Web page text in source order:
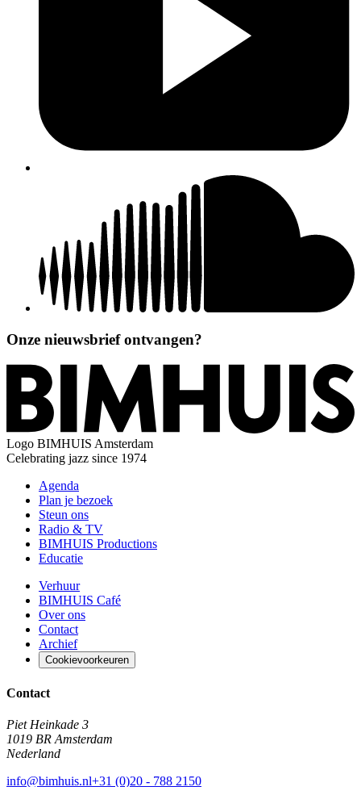
Onze nieuwsbrief ontvangen?
Logo BIMHUIS Amsterdam
Celebrating jazz since 1974
Agenda
Plan je bezoek
Steun ons
Radio & TV
BIMHUIS Productions
Educatie
Verhuur
BIMHUIS Café
Over ons
Contact
Archief
Cookievoorkeuren
Contact
Piet Heinkade 3
1019 BR Amsterdam
Nederland
info@bimhuis.nl+31 (0)20 - 788 2150